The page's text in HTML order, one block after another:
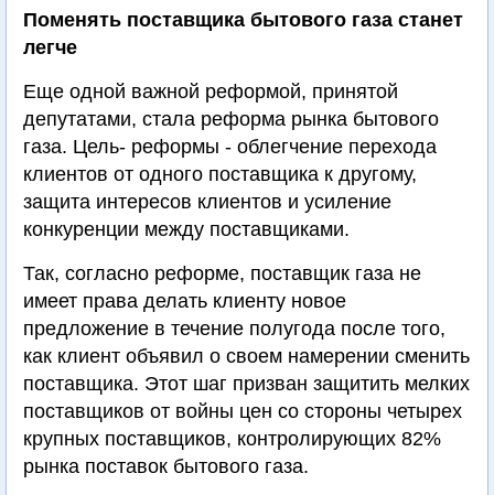
Поменять поставщика бытового газа станет
легче
Еще одной важной реформой, принятой
депутатами, стала реформа рынка бытового
газа. Цель- реформы - облегчение перехода
клиентов от одного поставщика к другому,
защита интересов клиентов и усиление
конкуренции между поставщиками.
Так, согласно реформе, поставщик газа не
имеет права делать клиенту новое
предложение в течение полугода после того,
как клиент объявил о своем намерении сменить
поставщика. Этот шаг призван защитить мелких
поставщиков от войны цен со стороны четырех
крупных поставщиков, контролирующих 82%
рынка поставок бытового газа.